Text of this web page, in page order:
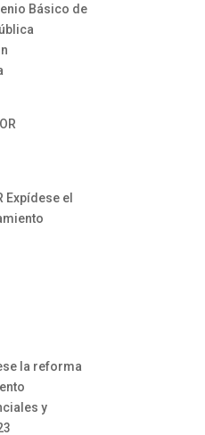
Básico de
Expídese el
la reforma
y